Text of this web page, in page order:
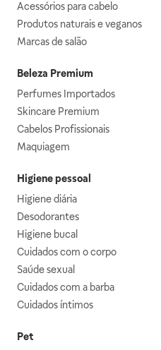
Acessórios para cabelo
Produtos naturais e veganos
Marcas de salão
Beleza Premium
Perfumes Importados
Skincare Premium
Cabelos Profissionais
Maquiagem
Higiene pessoal
Higiene diária
Desodorantes
Higiene bucal
Cuidados com o corpo
Saúde sexual
Cuidados com a barba
Cuidados íntimos
Pet